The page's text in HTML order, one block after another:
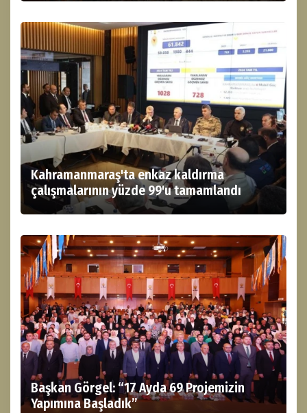
Kahramanmaraş'ta enkaz kaldırma
çalışmalarının yüzde 99'u tamamlandı
Başkan Görgel: “17 Ayda 69 Projemizin
Yapımına Başladık”